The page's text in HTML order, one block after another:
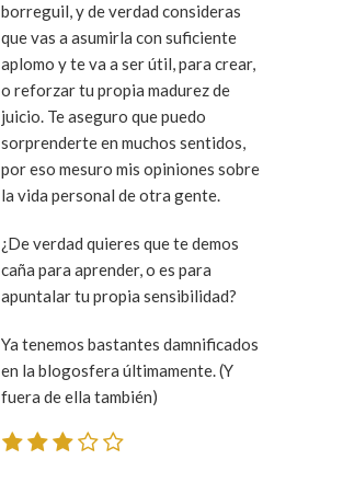
borreguil, y de verdad consideras
que vas a asumirla con suficiente
aplomo y te va a ser útil, para crear,
o reforzar tu propia madurez de
juicio. Te aseguro que puedo
sorprenderte en muchos sentidos,
por eso mesuro mis opiniones sobre
la vida personal de otra gente.
¿De verdad quieres que te demos
caña para aprender, o es para
apuntalar tu propia sensibilidad?
Ya tenemos bastantes damnificados
en la blogosfera últimamente. (Y
fuera de ella también)